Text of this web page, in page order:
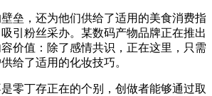
，还为他们供给了适用的美食消费指
引粉丝采办。某数码产物品牌正在推出
价值：除了感情共识，正在这里，只需
给了适用的化妆技巧。
丁存正在的个别，创做者能够通过取